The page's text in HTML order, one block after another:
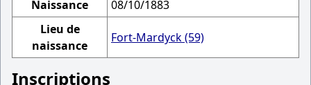
Naissance
08/10/1883
Lieu de
naissance
Fort-Mardyck (59)
Inscriptions